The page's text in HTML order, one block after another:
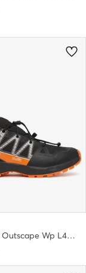
Bakancs · Outscape Wp L49172700 · Fekete